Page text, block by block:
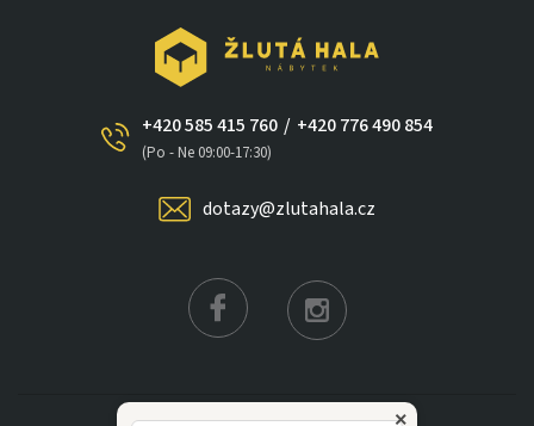
+420 585 415 760
(Po - Ne 09:00-17:30)
/ +420 776 490 854
dotazy@zlutahala.cz
×